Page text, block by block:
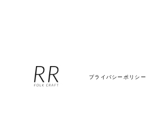
プライバシーポリシー